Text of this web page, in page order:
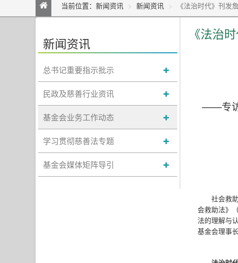
当前位置： 新闻资讯 新闻资讯 《法治时代》刊发
新闻资讯
总书记重要指示批示
民政及慈善行业资讯
基金会业务工作动态
学习贯彻慈善法专题
基金会媒体矩阵导引
《法治
——专访
社会救
会救助法》
法的理解与
基金会理事